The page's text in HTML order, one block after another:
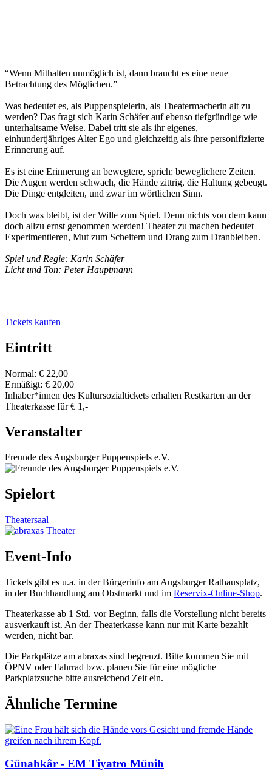
“Wenn Mithalten unmöglich ist, dann braucht es eine neue
Betrachtung des Möglichen.”
Was bedeutet es, als Puppenspielerin, als Theatermacherin alt zu
werden? Das fragt sich Karin Schäfer auf ebenso tiefgründige wie
unterhaltsame Weise. Dabei tritt sie als ihr eigenes,
einhundertjähriges Alter Ego und gleichzeitig als ihre personifizierte
Erinnerung auf.
Es ist eine Erinnerung an bewegtere, sprich: beweglichere Zeiten.
Die Augen werden schwach, die Hände zittrig, die Haltung gebeugt.
Die Dinge entgleiten, und zwar im wörtlichen Sinn.
Doch was bleibt, ist der Wille zum Spiel. Denn nichts von dem kann
doch allzu ernst genommen werden! Theater zu machen bedeutet
Experimentieren, Mut zum Scheitern und Drang zum Dranbleiben.
Spiel und Regie: Karin Schäfer
Licht und Ton: Peter Hauptmann
Tickets kaufen
Eintritt
Normal: € 22,00
Ermäßigt: € 20,00
Inhaber*innen des Kultursozialtickets erhalten Restkarten an der
Theaterkasse für € 1,-
Veranstalter
Freunde des Augsburger Puppenspiels e.V.
Spielort
Theatersaal
Event-Info
Tickets gibt es u.a. in der Bürgerinfo am Augsburger Rathausplatz,
in der Buchhandlung am Obstmarkt und im Reservix-Online-Shop.
Theaterkasse ab 1 Std. vor Beginn, falls die Vorstellung nicht bereits
ausverkauft ist. An der Theaterkasse kann nur mit Karte bezahlt
werden, nicht bar.
Die Parkplätze am abraxas sind begrenzt. Bitte kommen Sie mit
ÖPNV oder Fahrrad bzw. planen Sie für eine mögliche
Parkplatzsuche bitte ausreichend Zeit ein.
Ähnliche Termine
Günahkâr - EM Tiyatro Münih